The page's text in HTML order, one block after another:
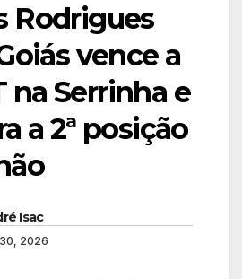
Rodrigues
vence a
na Serrinha e
a 2ª posição
Isac
2026